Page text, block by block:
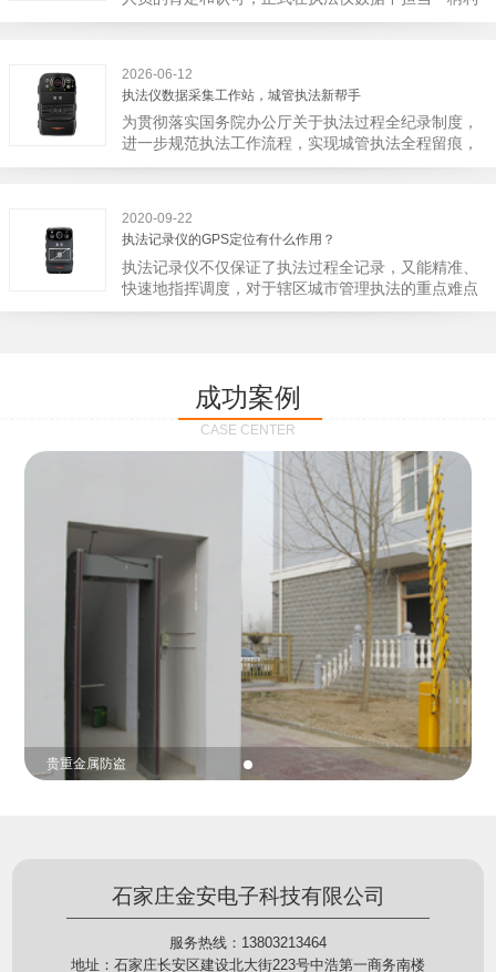
装安检门可以缓解医生安全感不足的问题，同时安检
剑。 执法仪数据采集站对于执法仪数据资料的管理
备能自动读取目标对象，并同步到采集站中，此外设
备具有断点续传的功能，如果碰到网络故障，可以从
已经上传或下载的部分开始继续上传下载未完成的部
分，而没有必要从头开始上传下载，能节省时间，提
高速度。再者待数据传输完毕之后，执法仪数据采集
下次直接使用，提高执法仪数据效率。执法仪数据采
集站还具有强大的数据存储管理系统，后台统计不同
上传时段、不同重要级别的数据，将统计结果以图表
或者报表的形式呈现；设备设置有用户操作权限管
理，自动将用户警员编号与执法仪编号绑定，保障数
据的合法性，同时系统可设置每个警员的权限，明确
2026-06-12
执法仪数据采集工作站，城管执法新帮手
为贯彻落实国务院办公厅关于执法过程全纪录制度，
进一步规范执法工作流程，实现城管执法全程留痕，
深入推进执法队伍规范化建设，给城管执法工作添加
止了双方矛盾的发生。现在有了执法仪数据采集工作
站，执法队员的担忧便得到有效的解决。每个采集工
作站可支持多台执法记录仪设备同时上传数据，队员
当天使用当天上传，通过数据线接入到采集工作站，
它会自动读取所有的视频、音频、图片、日志等信
作站也能自动为执法记录仪充充电、校校时，做执法
记录仪的贴心小"保姆"。随着群众法律意识的逐步提
高，行政执法行为更加"阳光、透明"，通过工作站可
以随时调取证据视频，精准查阅现场资料，直戳了当
的展示给行政相对人看，有效的减少了行政相对人对
城管执法行为的误解，树立了执法的公信力。
2020-09-22
执法记录仪的GPS定位有什么作用？
执法记录仪不仅保证了执法过程全记录，又能精准、
快速地指挥调度，对于辖区城市管理执法的重点难点
也能一目了然，在城市管理工作信息化中发挥着重要
定位模块，可通过移动网络将位置信息实时发送到监
控中心，在平台的电子地图上显示出设备的具体位
置，实时查看执法人员到岗情况及根据执法环境迅速
调配周边执法人员。同时，内置NFC芯片，可支持身
份证查验等拓展功能，在实战中发挥着重要的作用，
能广泛应用于交警公安执法、卫生监督、城管执法、
海关执法、路政、质量监督、林业园林、消防、质量
监督、公路铁路等各个领域。
成功案例
CASE CENTER
贵重金属防盗
石家庄金安电子科技有限公司
服务热线：13803213464
地址：石家庄长安区建设北大街223号中浩第一商务南楼